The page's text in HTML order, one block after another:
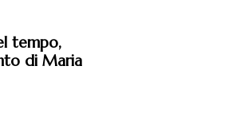
tempo,
di Maria